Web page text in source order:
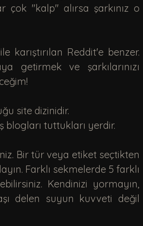
çok "kalp" alırsa şarkınız o
ve şarkılarınızı
site dizinidir.
blogları tuttukları yerdir.
Farklı sekmelerde 5 farklı
Kendinizi yormayın,
delen suyun kuvveti değil